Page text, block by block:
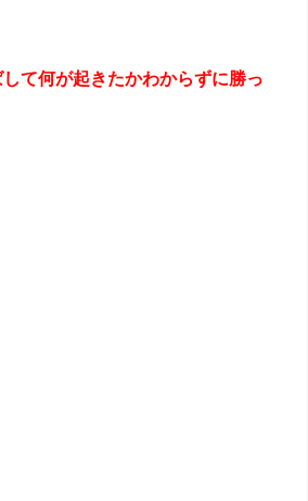
て何が起きたかわからずに勝っ